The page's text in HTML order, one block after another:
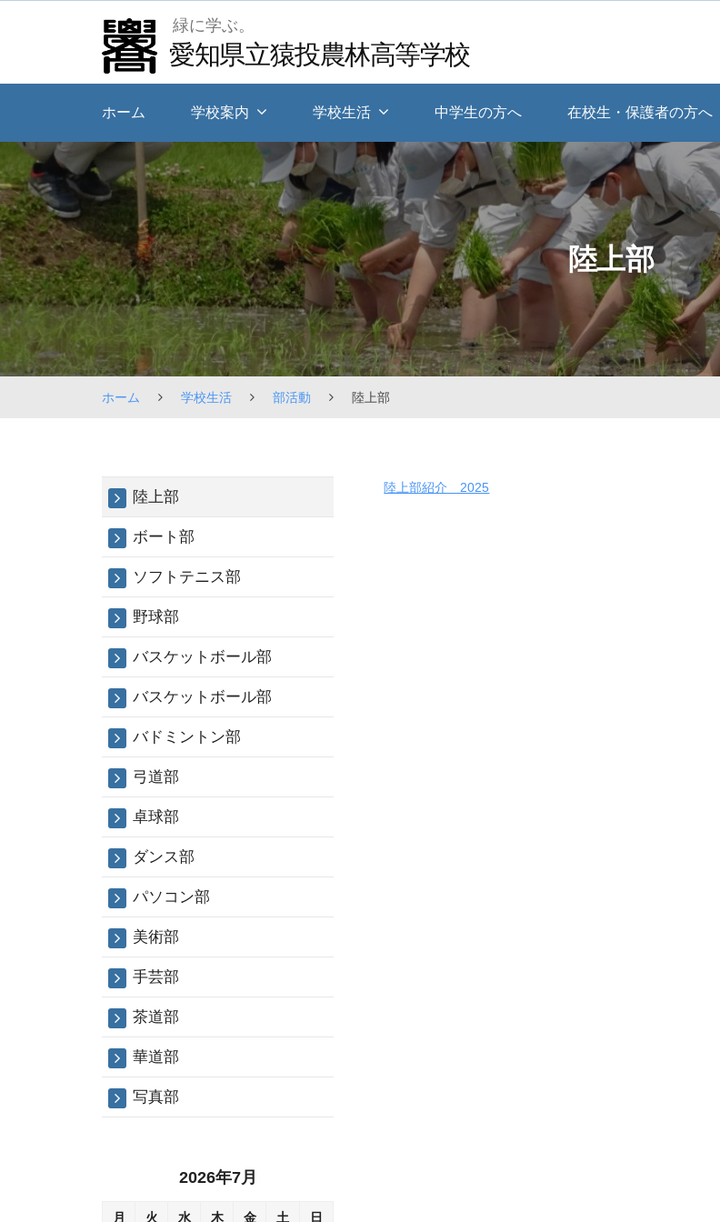
緑に学ぶ。
愛知県立猿投農林高等学校
ホーム 学校案内 学校生活 中学生の方へ 在校生・保護者の方へ
陸上部
ホーム 学校生活 部活動 陸上部
陸
陸上部紹介 2025
陸上部
ボート部
ソフトテニス部
野球部
バスケットボール部
バスケットボール部
バドミントン部
弓道部
卓球部
ダンス部
パソコン部
美術部
手芸部
茶道部
華道部
写真部
2026年7月
月 火 水 木 金 土 日